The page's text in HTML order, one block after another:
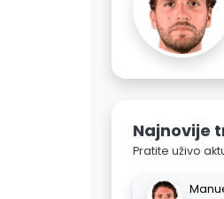
Najnovije
Pratite uživo